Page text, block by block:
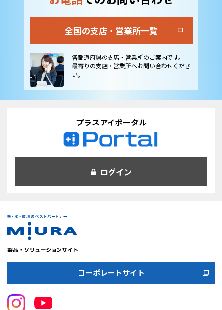
全国の支店・営業所一覧
各都道府県の支店・営業所のご案内です。
最寄りの支店・営業所へお問い合わせくださ
い。
プラスアイポータル
ログイン
コーポレートサイト